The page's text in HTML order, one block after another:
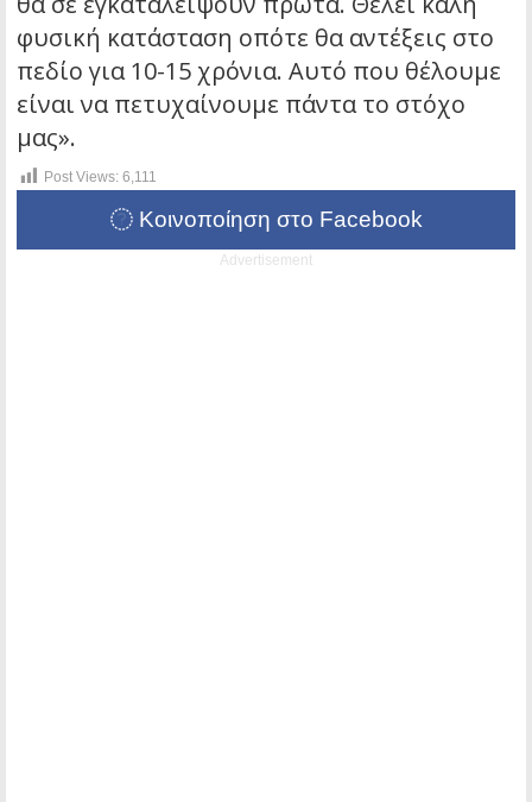
φυσική κατάσταση οπότε θα αντέξεις στο
πεδίο για 10-15 χρόνια. Αυτό που θέλουμε
είναι να πετυχαίνουμε πάντα το στόχο
μας».
Post Views: 6,111
Κοινοποίηση στο Facebook
Advertisement